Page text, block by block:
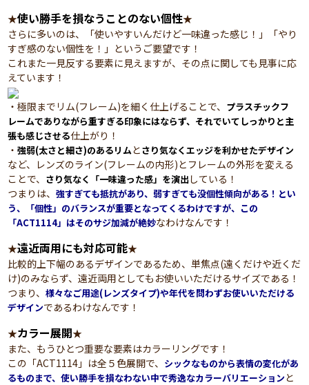
★使い勝手を損なうことのない個性★
さらに多いのは、「使いやすいんだけど一味違った感じ！」「やり
すぎ感のない個性を！」というご要望です！
これまた一見反する要素に見えますが、その点に関しても見事に応
えています！
・極限までリム(フレーム)を細く仕上げることで、 プラスチックフ
レームでありながら重すぎる印象にはならず、それでいてしっかりと主
張も感じさせる仕上がり！
・強弱(太さと細さ)のあるリムとさり気なくエッジを利かせたデザイン
など、レンズのライン(フレームの内形)とフレームの外形を変える
ことで、 さり気なく「一味違った感」を演出している！
つまりは、強すぎても抵抗があり、弱すぎても没個性傾向がある！とい
う、「個性」のバランスが重要となってくるわけですが、この
「ACT1114」はそのサジ加減が絶妙なわけなんです！
★遠近両用にも対応可能★
比較的上下幅のあるデザインであるため、単焦点(遠くだけや近くだ
け)のみならず、遠近両用としてもお使いいただけるサイズである！
つまり、様々なご用途(レンズタイプ)や年代を問わずお使いいただける
デザインであるわけなんです！
★カラー展開★
また、もうひとつ重要な要素はカラーリングです！
この「ACT1114」は全５色展開で、 シックなものから表情の変化があ
るものまで、使い勝手を損なわない中で秀逸なカラーバリエーションと